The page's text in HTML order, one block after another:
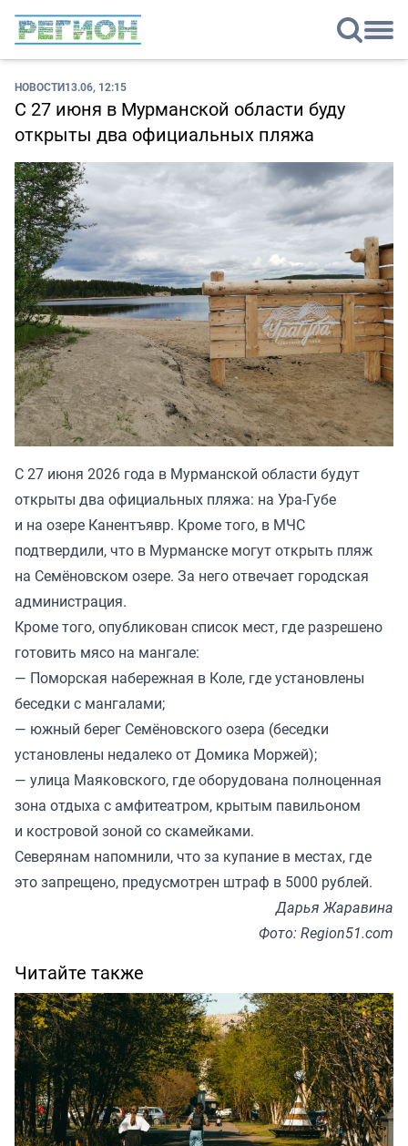
НОВОСТИ13.06, 12:15
С 27 июня в Мурманской области буду
открыты два официальных пляжа
С 27 июня 2026 года в Мурманской области будут
открыты два официальных пляжа: на Ура-Губе
и на озере Канентъявр. Кроме того, в МЧС
подтвердили, что в Мурманске могут открыть пляж
на Семёновском озере. За него отвечает городская
администрация.
Кроме того, опубликован список мест, где разрешено
готовить мясо на мангале:
— Поморская набережная в Коле, где установлены
беседки с мангалами;
— южный берег Семёновского озера (беседки
установлены недалеко от Домика Моржей);
— улица Маяковского, где оборудована полноценная
зона отдыха с амфитеатром, крытым павильоном
и костровой зоной со скамейками.
Северянам напомнили, что за купание в местах, где
это запрещено, предусмотрен штраф в 5000 рублей.
Дарья Жаравина
Фото: Region51.com
Читайте также